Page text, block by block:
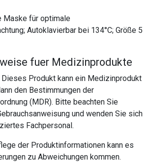
Maske für optimale
Autoklavierbar bei 134°C; Größe 5
fuer Medizinprodukte
Dieses Produkt kann ein Medizinprodukt
den Bestimmungen der
(MDR). Bitte beachten Sie
und wenden Sie sich
Fachpersonal.
der Produktinformationen kann es
zu Abweichungen kommen.